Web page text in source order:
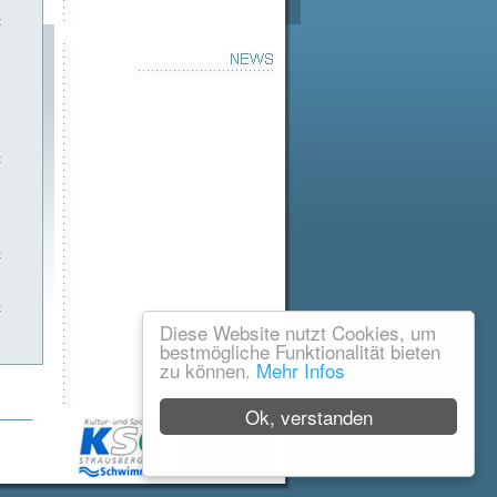
Ok, verstanden
Diese Website nutzt Cookies, um
bestmögliche Funktionalität bieten
zu können. Mehr Infos